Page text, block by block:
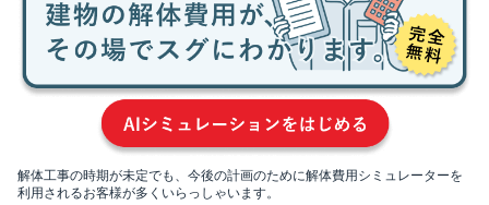
解体工事の時期が未定でも、今後の計画のために解体費用シミュレーターを
利用されるお客様が多くいらっしゃいます。